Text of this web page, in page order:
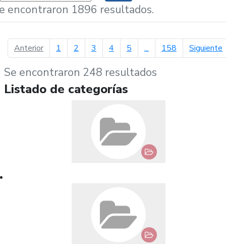
encontraron 1896 resultados.
Anteriorpágina anterior
1 2 3 4 5 ... 158 Siguiente
Se encontraron 248 resultados
Listado de categorías